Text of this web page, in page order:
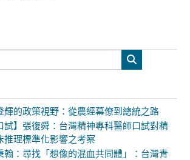
輝的政策視野：從農經幕僚到總統之路
試】張復舜：台灣精神專科醫師口試對精
推理標準化影響之考察
翰：尋找「想像的混血共同體」：台灣青